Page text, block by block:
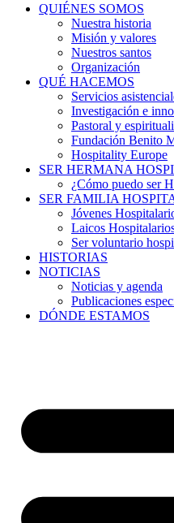
QUIÉNES SOMOS
Nuestra historia
Misión y valores
Nuestros santos
Organización
QUÉ HACEMOS
Servicios
Investigación e
Pastoral y
Fundación Benito
Hospitality Europe
SER HERMANA
¿Cómo puedo ser
SER FAMILIA
Jóvenes
Laicos
Ser voluntario
HISTORIAS
NOTICIAS
Noticias y agenda
Publicaciones
DÓNDE ESTAMOS